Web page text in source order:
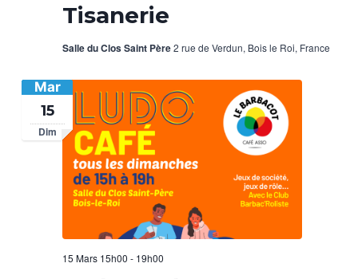
Tisanerie
Salle du Clos Saint Père2 rue de Verdun, Bois le Roi, France
Mar
15
Dim
15 Mars 15h00 - 19h00